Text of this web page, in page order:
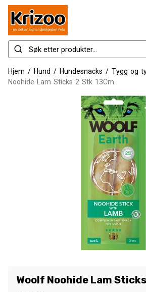
Hjem / Hund / Hundesnacks / Tygg og
Noohide Lam Sticks 2 Stk 13Cm
Woolf Noohide Lam